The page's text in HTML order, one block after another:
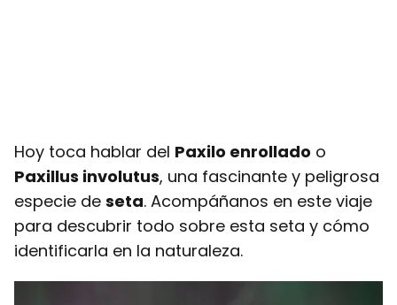
Hoy toca hablar del Paxilo enrollado o
Paxillus involutus, una fascinante y peligrosa
especie de seta. Acompáñanos en este viaje
para descubrir todo sobre esta seta y cómo
identificarla en la naturaleza.